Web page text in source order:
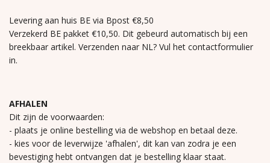
Levering aan huis BE via Bpost €8,50
Verzekerd BE pakket €10,50. Dit gebeurd automatisch bij een
breekbaar artikel. Verzenden naar NL? Vul het contactformulier
in.
AFHALEN
Dit zijn de voorwaarden:
- plaats je online bestelling via de webshop en betaal deze.
- kies voor de leverwijze 'afhalen', dit kan van zodra je een
bevestiging hebt ontvangen dat je bestelling klaar staat.